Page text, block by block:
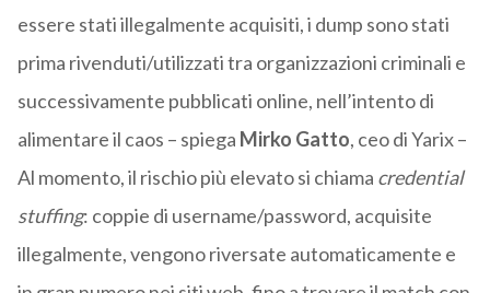
essere stati illegalmente acquisiti, i dump sono stati
prima rivenduti/utilizzati tra organizzazioni criminali e
successivamente pubblicati online, nell’intento di
alimentare il caos – spiega Mirko Gatto, ceo di Yarix –
Al momento, il rischio più elevato si chiama credential
stuffing: coppie di username/password, acquisite
illegalmente, vengono riversate automaticamente e